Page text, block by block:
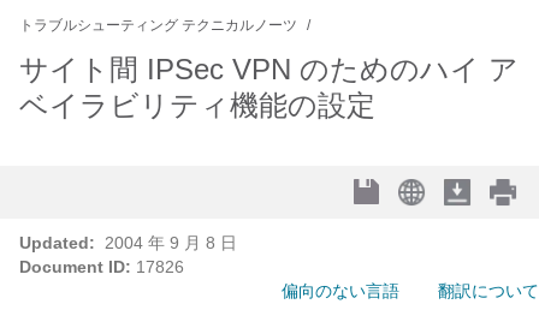
トラブルシューティング テクニカルノーツ
サイト間 IPSec VPN のためのハイ ア
ベイラビリティ機能の設定
Updated:
2004 年 9 月 8 日
Document ID: 17826
偏向のない言語
翻訳について